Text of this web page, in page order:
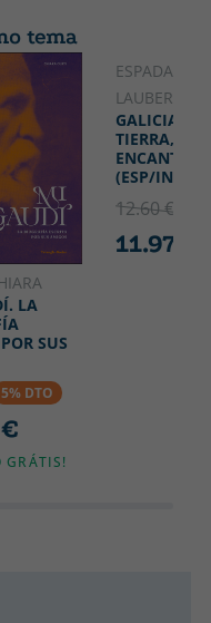
tema
LA
SUS
5% DTO
GRÁTIS!
ESPADA,
LAUBER,
GALICIA.
ENCANTO.
(ESP/ING)
12.60 €
11.97 €